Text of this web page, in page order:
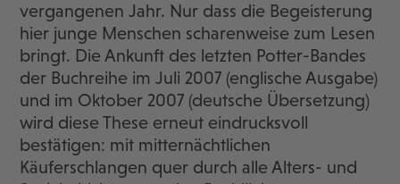
vergangenen Jahr. Nur dass die Begeisterung
hier junge Menschen scharenweise zum Lesen
bringt. Die Ankunft des letzten Potter-Bandes
der Buchreihe im Juli 2007 (englische Ausgabe)
und im Oktober 2007 (deutsche Übersetzung)
wird diese These erneut eindrucksvoll
bestätigen: mit mitternächtlichen
Käuferschlangen quer durch alle Alters- und